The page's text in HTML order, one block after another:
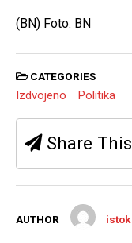
(BN) Foto: BN
CATEGORIES
Izdvojeno Politika
Share This
AUTHOR istok